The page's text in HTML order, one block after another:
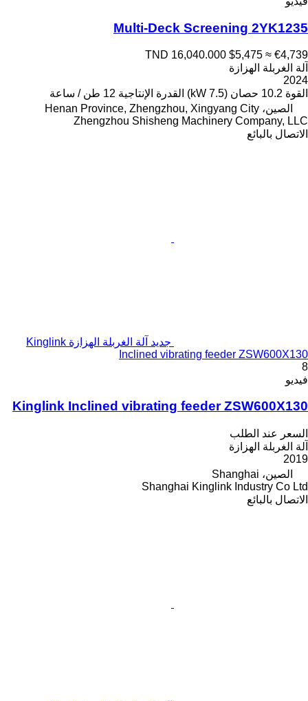
Multi-Deck Screening 2YK1235
TND 16,040.000 $5,475 ≈ €4,739
آلة الغربلة الهزازة
2024
القوة 10.2 حصان (7.5 kW) القدرة الإنتاجية 12 طن / ساعة
الصين، Henan Province, Zhengzhou, Xingyang City
Zhengzhou Shisheng Machinery Company, LLC
الاتصال بالبائع
جديد آلة الغربلة الهزازة Kinglink
Inclined vibrating feeder ZSW600X130
8
فيديو
Kinglink Inclined vibrating feeder ZSW600X130
السعر عند الطلب
آلة الغربلة الهزازة
2019
الصين، Shanghai
Shanghai Kinglink Industry Co Ltd
الاتصال بالبائع